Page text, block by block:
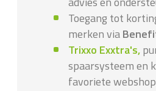
Toegang tot
merken via
Trixxo Exxtra's,
spaarsysteem en
favoriete